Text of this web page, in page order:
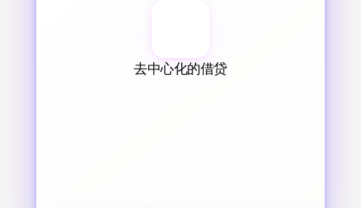
去中心化的借贷